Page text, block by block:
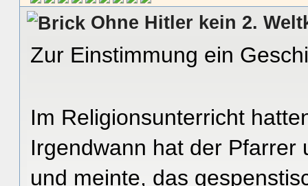
Ohne Hitler kein 2.
Zur Einstimmung ein
Im Religionsunterricht
Irgendwann hat der Pfarrer
und meinte, das